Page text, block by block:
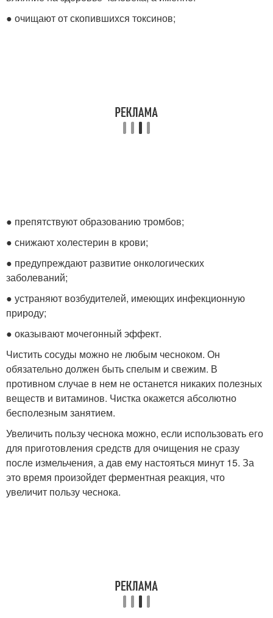
● очищают от скопившихся токсинов;
● препятствуют образованию тромбов;
● снижают холестерин в крови;
● предупреждают развитие онкологических
заболеваний;
● устраняют возбудителей, имеющих инфекционную
природу;
● оказывают мочегонный эффект.
Чистить сосуды можно не любым чесноком. Он
обязательно должен быть спелым и свежим. В
противном случае в нем не останется никаких полезных
веществ и витаминов. Чистка окажется абсолютно
бесполезным занятием.
Увеличить пользу чеснока можно, если использовать его
для приготовления средств для очищения не сразу
после измельчения, а дав ему настояться минут 15. За
это время произойдет ферментная реакция, что
увеличит пользу чеснока.